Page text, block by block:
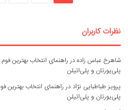
نظرات کاربران
شاهرخ عباس زادهدر
پلی‌یورتان و پلی‌اتیلن
پرویز طباطبایی نژاد در
پلی‌یورتان و پلی‌اتیلن